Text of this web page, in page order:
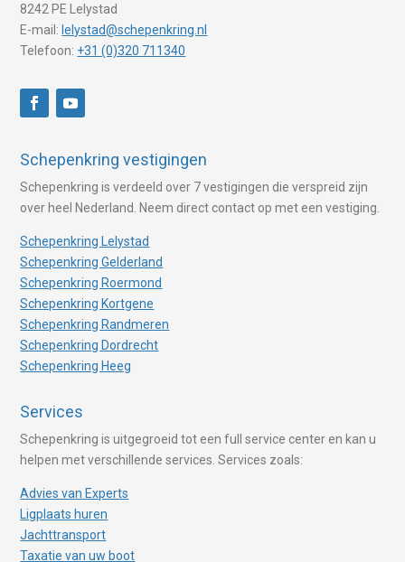
8242 PE Lelystad
E-mail: lelystad@schepenkring.nl
Telefoon: +31 (0)320 711340
Schepenkring vestigingen
Schepenkring is verdeeld over 7 vestigingen die verspreid zijn
over heel Nederland. Neem direct contact op met een vestiging.
Schepenkring Lelystad
Schepenkring Gelderland
Schepenkring Roermond
Schepenkring Kortgene
Schepenkring Randmeren
Schepenkring Dordrecht
Schepenkring Heeg
Services
Schepenkring is uitgegroeid tot een full service center en kan u
helpen met verschillende services. Services zoals:
Advies van Experts
Ligplaats huren
Jachttransport
Taxatie van uw boot